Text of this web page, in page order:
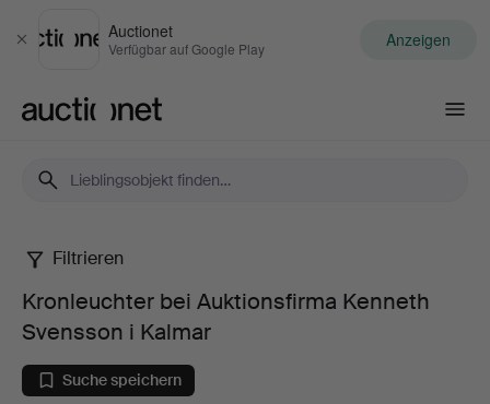
Schließen
Auctionet
Verfügbar auf Google Play Anzeigen
Kronleuchter
bei
Auktionsfirma
Filtrieren
Kronleuchter bei Auktionsfirma Kenneth
Svensson i Kalmar
Suche speichern